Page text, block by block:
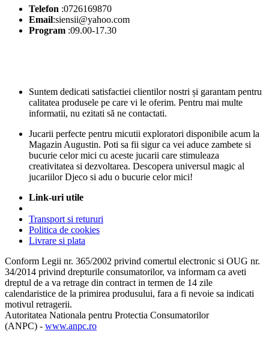
Telefon :0726169870
Email:siensii@yahoo.com
Program :09.00-17.30
Suntem dedicati satisfactiei clientilor nostri și garantam pentru
calitatea produsele pe care vi le oferim. Pentru mai multe
informatii, nu ezitati să ne contactati.
Jucarii perfecte pentru micutii exploratori disponibile acum la
Magazin Augustin. Poti sa fii sigur ca vei aduce zambete si
bucurie celor mici cu aceste jucarii care stimuleaza
creativitatea si dezvoltarea. Descopera universul magic al
jucariilor Djeco si adu o bucurie celor mici!
Link-uri utile
Transport si retururi
Politica de cookies
Livrare si plata
Conform Legii nr. 365/2002 privind comertul electronic si OUG nr.
34/2014 privind drepturile consumatorilor, va informam ca aveti
dreptul de a va retrage din contract in termen de 14 zile
calendaristice de la primirea produsului, fara a fi nevoie sa indicati
motivul retragerii.
Autoritatea Nationala pentru Protectia Consumatorilor
(ANPC) - www.anpc.ro